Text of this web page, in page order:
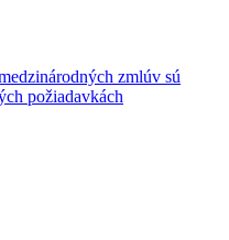
zmlúv sú
požiadavkách